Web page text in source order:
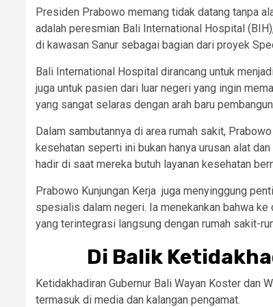
Presiden Prabowo memang tidak datang tanpa
adalah peresmian Bali International Hospital
di kawasan Sanur sebagai bagian dari proyek
Bali International Hospital dirancang untuk
juga untuk pasien dari luar negeri yang ingin
yang sangat selaras dengan arah baru
Dalam sambutannya di area rumah sakit,
kesehatan seperti ini bukan hanya urusan alat
hadir di saat mereka butuh layanan kesehatan
Prabowo Kunjungan Kerja juga menyinggung
spesialis dalam negeri. Ia menekankan bahwa
yang terintegrasi langsung dengan rumah sakit-
Di Balik
Ketidakhadiran Gubernur Bali Wayan Koster dan
termasuk di media dan kalangan pengamat.